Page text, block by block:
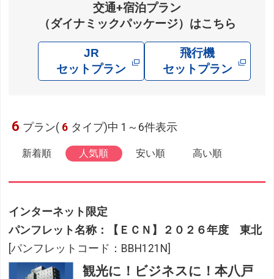
交通+宿泊プラン
（ダイナミックパッケージ）はこちら
JR
セットプラン
飛行機
セットプラン
6 プラン( 6 タイプ)中 1～6件表示
新着順 人気順 安い順 高い順
インターネット限定
パンフレット名称：【ＥＣＮ】２０２６年度 東北
[パンフレットコード：BBH121N]
観光に！ビジネスに！本八戸